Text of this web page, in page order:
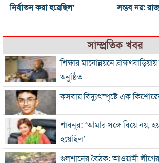
নির্যাতন করা হয়েছিল’
সম্ভব নয়:
সাম্প্রতিক খবর
শিক্ষার মানোন্নয়নে
অনুষ্ঠিত
কসবায় বিদ্যুৎস্পৃষ্টে এক
শাবনূর: ‘আমার সঙ্গে বিয়ে নয়,
হয়েছিল’
গুলশানের বৈঠক: আওয়ামী লীগের